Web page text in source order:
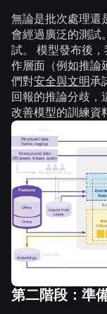
無論是批次處理還
會經過廣泛的測試
試。 模型發布後
作層面（例如推論
們對安全與文明承
回報的推論分歧，
改善模型的訓練資
第二階段：準